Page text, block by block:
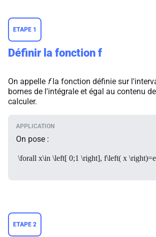
ETAPE 1
Définir la fonction f
On appelle fla fonction définie sur
bornes de l'intégrale et égal au contenu
calculer.
On pose :
\forall x\in \left[ 0;1 \right], f\left( x
ETAPE 2